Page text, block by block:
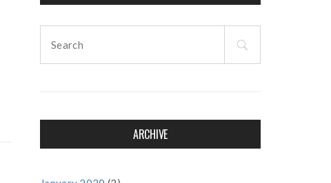
for:
ARCHIVE